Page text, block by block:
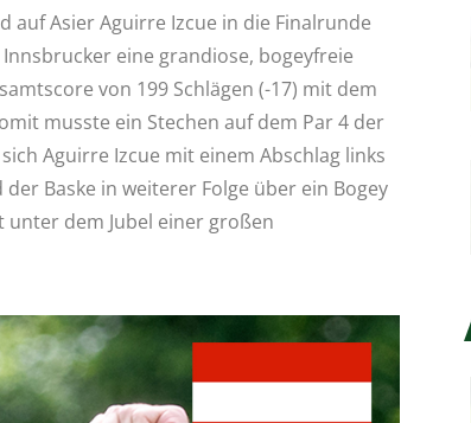
auf Asier Aguirre Izcue in die Finalrunde
eine grandiose, bogeyfreie
von 199 Schlägen (-17) mit dem
musste ein Stechen auf dem Par 4 der
Aguirre Izcue mit einem Abschlag links
Baske in weiterer Folge über ein Bogey
dem Jubel einer großen